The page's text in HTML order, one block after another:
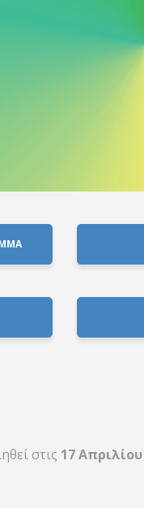
στις 17